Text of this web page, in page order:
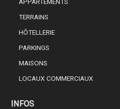
TERRAINS
HÔTELLERIE
PARKINGS
MAISONS
LOCAUX COMMERCIAUX
INFOS